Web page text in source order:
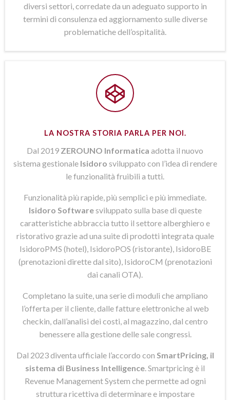
diversi settori, corredate da un adeguato supporto in
termini di consulenza ed aggiornamento sulle diverse
problematiche dell’ospitalità.
LA NOSTRA STORIA PARLA PER NOI.
Dal 2019 ZEROUNO Informatica adotta il nuovo
sistema gestionale Isidoro sviluppato con l’idea di rendere
le funzionalità fruibili a tutti.
Funzionalità più rapide, più semplici e più immediate.
Isidoro Softwaresviluppato sulla base di queste
caratteristiche abbraccia tutto il settore alberghiero e
ristorativo grazie ad una suite di prodotti integrata quale
IsidoroPMS (hotel), IsidoroPOS (ristorante), IsidoroBE
(prenotazioni dirette dal sito), IsidoroCM (prenotazioni
dai canali OTA).
Completano la suite, una serie di moduli che ampliano
l’offerta per il cliente, dalle fatture elettroniche al web
checkin, dall’analisi dei costi, al magazzino, dal centro
benessere alla gestione delle sale congressi.
Dal 2023 diventa ufficiale l’accordo con SmartPricing, il
sistema di Business Intelligence . Smartpricing è il
Revenue Management System che permette ad ogni
struttura ricettiva di determinare e impostare